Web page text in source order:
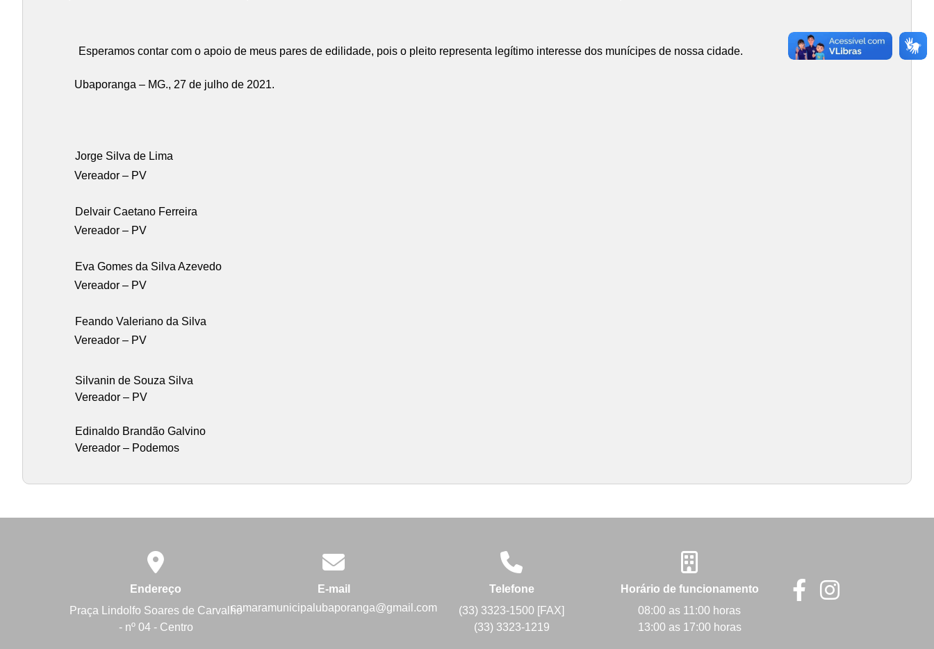
Esperamos contar com o apoio de meus pares de edilidade, pois o pleito representa legítimo interesse dos munícipes de nossa cidade.
Ubaporanga – MG., 27 de julho de 2021.
Jorge Silva de Lima
Vereador – PV
Delvair Caetano Ferreira
Vereador – PV
Eva Gomes da Silva Azevedo
Vereador – PV
Feando Valeriano da Silva
Vereador – PV
Silvanin de Souza Silva
Vereador – PV
Edinaldo Brandão Galvino
Vereador – Podemos
Endereço
Praça Lindolfo Soares de Carvalho
- nº 04 - Centro
E-mail
camaramunicipalubaporanga@gmail.com
Telefone
(33) 3323-1500 [FAX]
(33) 3323-1219
Horário de funcionamento
08:00 as 11:00 horas
13:00 as 17:00 horas